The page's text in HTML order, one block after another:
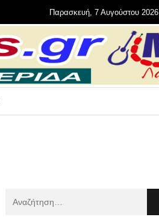
Παρασκευή, 7 Αυγούστου 2026